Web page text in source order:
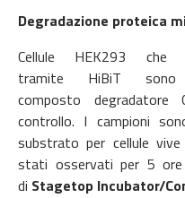
Degradazione proteica
Cellule HEK293 che
tramite HiBiT
composto
controllo. I campioni
substrato per cellule vive
stati osservati per 5
di Stagetop Incubator/